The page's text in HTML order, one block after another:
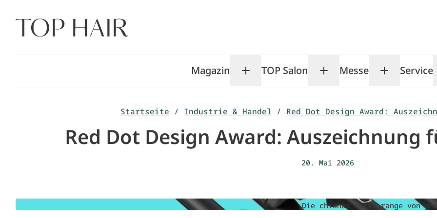
Inhalt
springen
Magazin Toggle Magazin submenu
TOP Salon Toggle TOP Salon
Messe ToggleService
Startseite / Industrie & Handel / Red Dot Design Award:
Red Dot Design Award: Auszeichnung
20. Mai 2026
Die chronos curve range von